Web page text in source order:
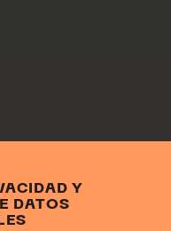
Y
DATOS